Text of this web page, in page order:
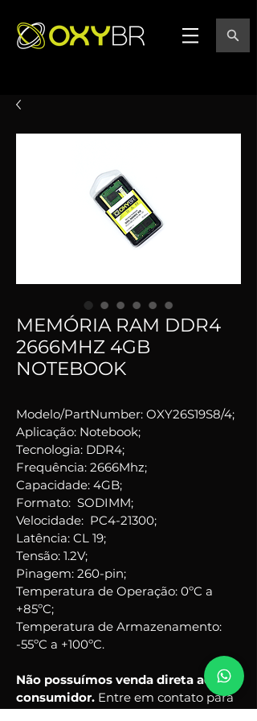
MEMÓRIA RAM DDR4
2666MHZ 4GB
NOTEBOOK
Modelo/PartNumber: OXY26S19S8/4;
Aplicação: Notebook;
Tecnologia: DDR4;
Frequência: 2666Mhz;
Capacidade: 4GB;
Formato:  SODIMM;
Velocidade:  PC4-21300;
Latência: CL 19;
Tensão: 1.2V;
Pinagem: 260-pin;
Temperatura de Operação: 0ºC a
+85ºC;
Temperatura de Armazenamento:
-55ºC a +100ºC.
Não possuímos venda direta ao
consumidor. Entre em contato para